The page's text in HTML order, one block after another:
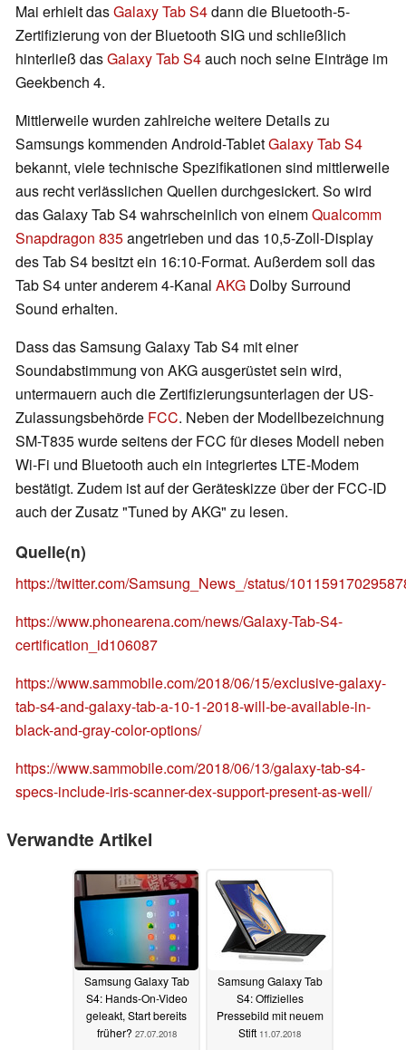
Mai erhielt dasGalaxy Tab S4dann die Bluetooth-5-
Zertifizierung von der Bluetooth SIG und schließlich
hinterließ dasGalaxy Tab S4auch noch seine Einträge im
Geekbench 4.
Mittlerweile wurden zahlreiche weitere Details zu
Samsungs kommenden Android-TabletGalaxy Tab S4
bekannt, viele technische Spezifikationen sind mittlerweile
aus recht verlässlichen Quellen durchgesickert. So wird
das Galaxy Tab S4 wahrscheinlich von einemQualcomm
Snapdragon 835angetrieben und das 10,5-Zoll-Display
des Tab S4 besitzt ein 16:10-Format. Außerdem soll das
Tab S4 unter anderem 4-Kanal AKG Dolby Surround
Sound erhalten.
Dass das Samsung Galaxy Tab S4 mit einer
Soundabstimmung von AKG ausgerüstet sein wird,
untermauern auch die Zertifizierungsunterlagen der US-
Zulassungsbehörde FCC. Neben der Modellbezeichnung
SM-T835 wurde seitens der FCC für dieses Modell neben
Wi-Fi und Bluetooth auch ein integriertes LTE-Modem
bestätigt. Zudem ist auf der Geräteskizze über der FCC-ID
auch der Zusatz "Tuned by AKG" zu lesen.
Quelle(n)
https://twitter.com/Samsung_News_/status/
https://www.phonearena.com/news/Galaxy-Tab-S4-
certification_id106087
https://www.sammobile.com/2018/06/15/exclusive-galaxy-
tab-s4-and-galaxy-tab-a-10-1-2018-will-be-available-in-
black-and-gray-color-options/
https://www.sammobile.com/2018/06/13/galaxy-tab-s4-
specs-include-iris-scanner-dex-support-present-as-well/
Verwandte Artikel
Samsung Galaxy Tab
S4: Hands-On-Video
geleakt, Start bereits
früher? 27.07.2018
Samsung Galaxy Tab
S4: Offizielles
Pressebild mit neuem
Stift 11.07.2018